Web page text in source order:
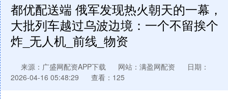
都优配送端 俄军发现热火朝天的一幕，
大批列车越过乌波边境：一个不留挨个
炸_无人机_前线_物资
来源：广盛网配资APP下载 网站：满盈网配资
日期：
2026-04-16 05:48:29
查看：125